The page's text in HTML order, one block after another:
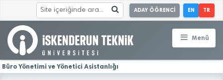
ADAY ÖĞRENCİ EN TR
Menü
Büro Yönetimi ve Yönetici Asistanlığı